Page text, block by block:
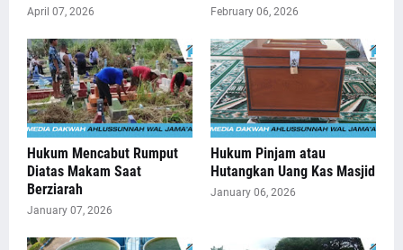
April 07, 2026 February 06, 2026
Hukum Mencabut Rumput
Diatas Makam Saat
Berziarah
January 07, 2026
Hukum Pinjam atau
Hutangkan Uang Kas Masjid
January 06, 2026